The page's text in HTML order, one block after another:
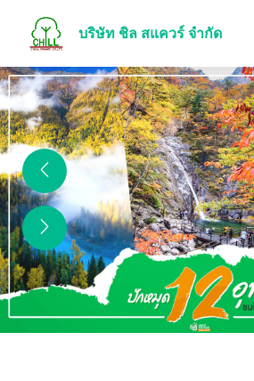
บริษัท ชิล สแควร์ จำกัด